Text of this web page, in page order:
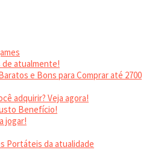
de atualmente!
e Bons para Comprar até 2700
adquirir? Veja agora!
Benefício!
jogar!
Portáteis da atualidade